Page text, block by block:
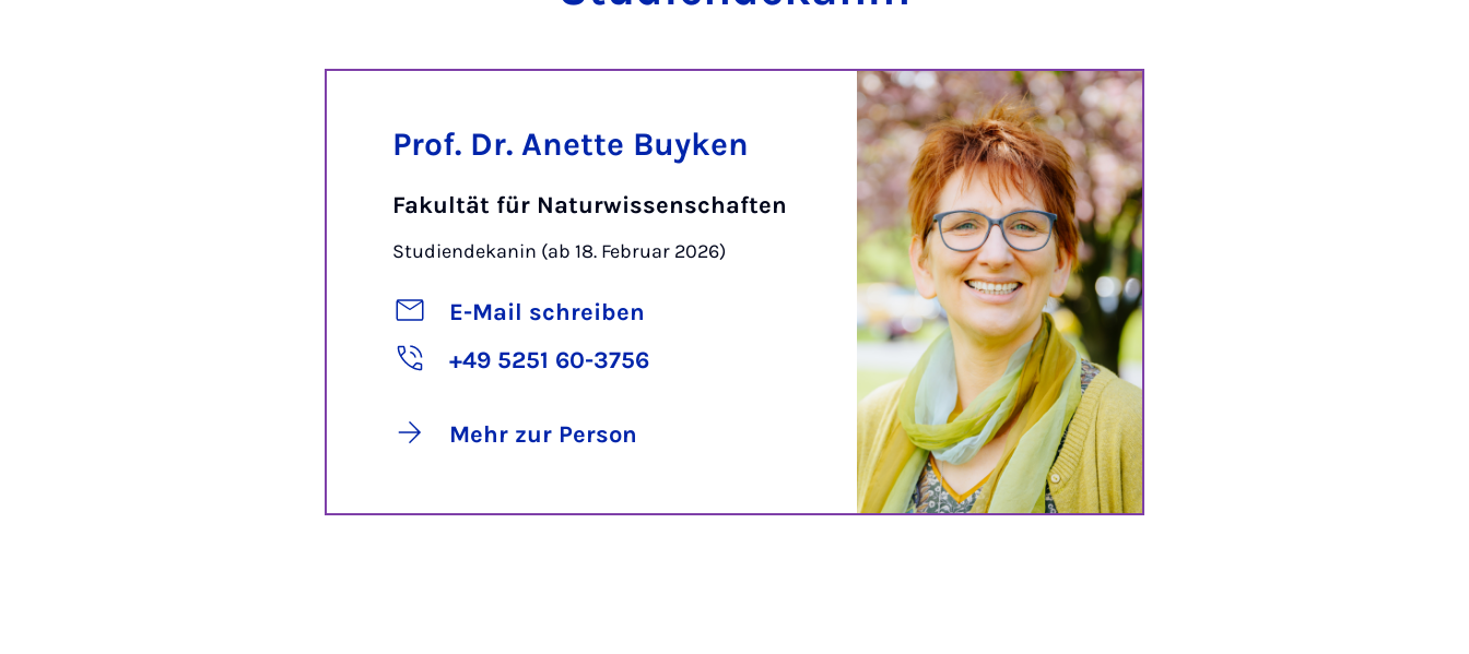
Prof. Dr. Anette Buyken
Fakultät für Naturwissenschaften
Studiendekanin (ab 18. Februar 2026)
E-Mail schreiben
+49 5251 60-3756
Mehr zur Person